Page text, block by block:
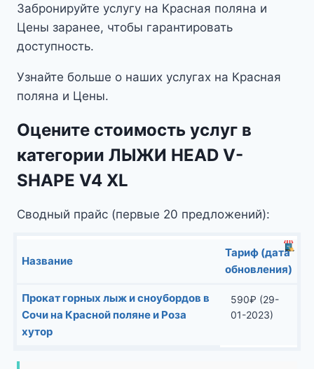
Забронируйте услугу на Красная поляна и
Цены заранее, чтобы гарантировать
доступность.
Узнайте больше о наших услугах на Красная
поляна и Цены.
Оцените стоимость услуг в
категории ЛЫЖИ HEAD V-
SHAPE V4 XL
Сводный прайс (первые 20 предложений):
Название
Тариф (дата
обновления)
Прокат горных лыж и сноубордов в
Сочи на Красной поляне и Роза
хутор
590₽ (29-
01-2023)